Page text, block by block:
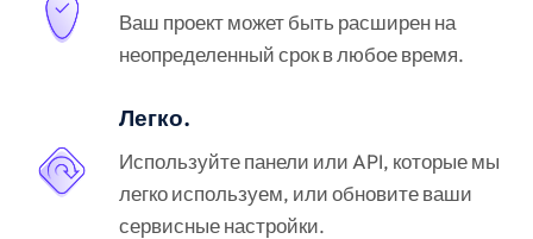
Ваш проект может быть расширен на
неопределенный срок в любое время.
Легко.
Используйте панели или API, которые мы
легко используем, или обновите ваши
сервисные настройки.